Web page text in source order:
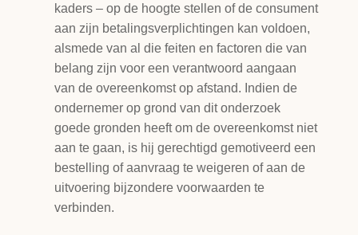
kaders – op de hoogte stellen of de consument
aan zijn betalingsverplichtingen kan voldoen,
alsmede van al die feiten en factoren die van
belang zijn voor een verantwoord aangaan
van de overeenkomst op afstand. Indien de
ondernemer op grond van dit onderzoek
goede gronden heeft om de overeenkomst niet
aan te gaan, is hij gerechtigd gemotiveerd een
bestelling of aanvraag te weigeren of aan de
uitvoering bijzondere voorwaarden te
verbinden.